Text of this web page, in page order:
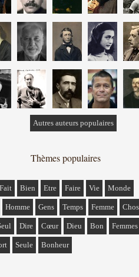
Autres auteurs populaires
Thèmes populaires
Fait Bien Etre Faire Vie Monde
Homme Gens Temps Femme
Dire Cœur Dieu Bon Femmes
Seule Bonheur